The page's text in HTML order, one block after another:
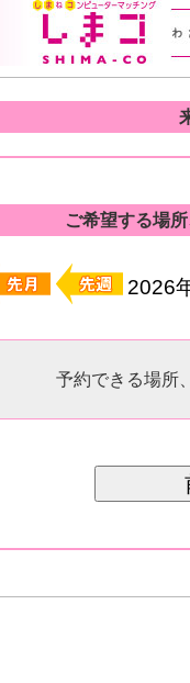
ご希望する場
2026
予約できる場所